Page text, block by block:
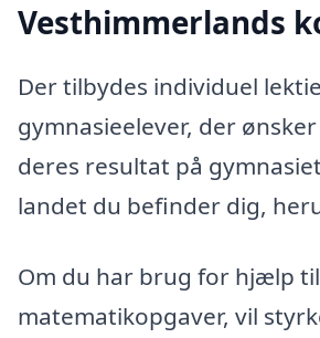
Vesthimmerlands
Der tilbydes individuel
gymnasieelever, der
deres resultat på
landet du befinder dig,
Om du har brug for hjælp
matematikopgaver, vil